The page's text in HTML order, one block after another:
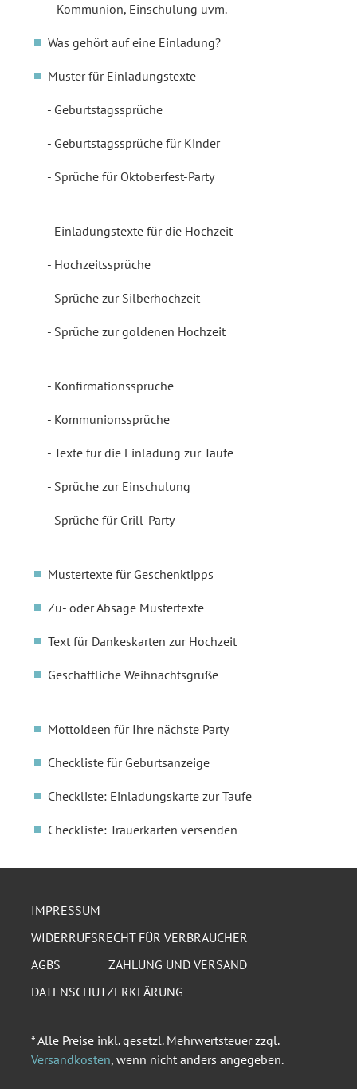
Kommunion, Einschulung uvm.
Was gehört auf eine Einladung?
Muster für Einladungstexte
Geburtstagssprüche
Geburtstagssprüche für Kinder
Sprüche für Oktoberfest-Party
Einladungstexte für die Hochzeit
Hochzeitssprüche
Sprüche zur Silberhochzeit
Sprüche zur goldenen Hochzeit
Konfirmationssprüche
Kommunionssprüche
Texte für die Einladung zur Taufe
Sprüche zur Einschulung
Sprüche für Grill-Party
Mustertexte für Geschenktipps
Zu- oder Absage Mustertexte
Text für Dankeskarten zur Hochzeit
Geschäftliche Weihnachtsgrüße
Mottoideen für Ihre nächste Party
Checkliste für Geburtsanzeige
Checkliste: Einladungskarte zur Taufe
Checkliste: Trauerkarten versenden
IMPRESSUM
WIDERRUFSRECHT FÜR VERBRAUCHER
AGBS
ZAHLUNG UND VERSAND
DATENSCHUTZERKLÄRUNG
* Alle Preise inkl. gesetzl. Mehrwertsteuer zzgl.
Versandkosten, wenn nicht anders angegeben.